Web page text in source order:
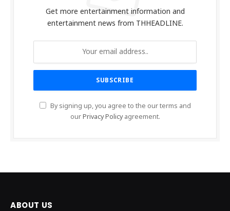
Get more entertainment information and
entertainment news from THHEADLINE.
By signing up, you agree to the our terms and
ourPrivacy Policyagreement.
ABOUT US